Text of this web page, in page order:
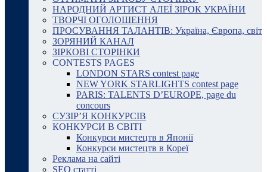
НАРОДНИЙ АРТИСТ АЛЕЇ ЗІРОК УКРАЇНИ
ТВОРЧІ ОГОЛОШЕННЯ
ПРОСУВАННЯ ТАЛАНТІВ: Україна, Європа, світ
ЗОРЯНИЙ КАНАЛ
ЗІРКОВІ СТОРІНКИ
CONTESTS PAGES
LONDON STARS contest page
NEW YORK STARLIGHTS contest page
PARIS: TALENTS D’EUROPE, page du
concours
СУЗІР’Я КОНКУРСІВ
КОНКУРСИ В СВІТІ
Конкурси мистецтв в Японії
Конкурси мистецтв в Кореї
Реклама на сайті
SEO статті